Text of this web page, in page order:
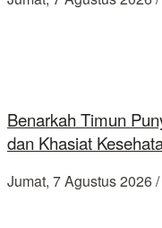
Benarkah Timun
dan Khasiat
Jumat, 7 Agustus 2026